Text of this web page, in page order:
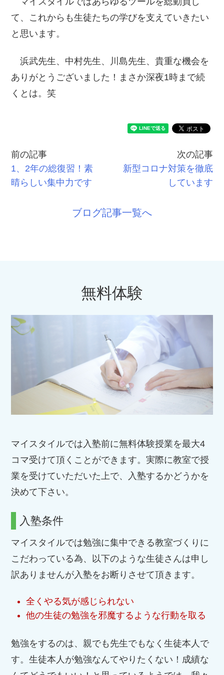
て、これからも生徒たちの学びを支えていきたい
と思います。
浜武先生、中村先生、川島先生、貴重な機会を
ありがとうございました！まさか深夜1時まで続
くとは。笑
前の記事
1、2年の総復習！素
晴らしい集中力です
次の記事
新型コロナ対策を徹底
しています
ブログ記事一覧へ
無料体験
マイスタイルでは入塾前に無料体験授業を最大4
コマ受けて頂くことができます。実際に教室で授
業を受けていただいた上で、入塾するかどうかを
決めて下さい。
入塾条件
マイスタイルでは勉強に集中できる教室づくりに
こだわっている為、以下のような生徒さんは申し
訳ありませんが入塾をお断りさせて頂きます。
全くやる気が感じられない
他の生徒の勉強を邪魔するような行動を取る
勉強をするのは、親でも先生でもなく生徒本人で
す。生徒本人が勉強なんてやりたくない！成績な